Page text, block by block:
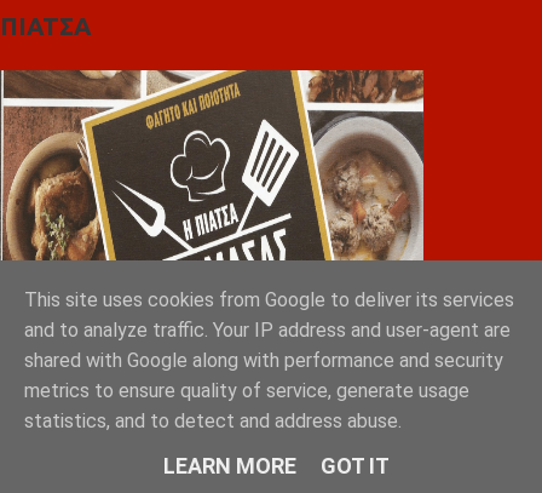
ΠΙΑΤΣΑ
Greek Exports Directory
Tokyo 2023: Sakellaropoulos Organic Farms with
This site uses cookies from Google to deliver its services
and to analyze traffic. Your IP address and user-agent are
shared with Google along with performance and security
metrics to ensure quality of service, generate usage
statistics, and to detect and address abuse.
LEARN MORE GOT IT